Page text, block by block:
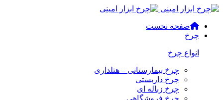
صفحه نخست
چرخ
انواع چرخ
چرخ بیمارستانی – هتلداری
چرخ داربستی
چرخ زباله ای
چرخ فروشگاهی